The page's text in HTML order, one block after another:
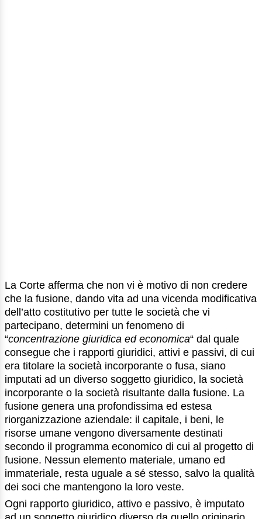
La Corte afferma che non vi è motivo di non credere
che la fusione, dando vita ad una vicenda modificativa
dell’atto costitutivo per tutte le società che vi
partecipano, determini un fenomeno di
“concentrazione giuridica ed economica“ dal quale
consegue che i rapporti giuridici, attivi e passivi, di cui
era titolare la società incorporante o fusa, siano
imputati ad un diverso soggetto giuridico, la società
incorporante o la società risultante dalla fusione. La
fusione genera una profondissima ed estesa
riorganizzazione aziendale: il capitale, i beni, le
risorse umane vengono diversamente destinati
secondo il programma economico di cui al progetto di
fusione. Nessun elemento materiale, umano ed
immateriale, resta uguale a sé stesso, salvo la qualità
dei soci che mantengono la loro veste.
Ogni rapporto giuridico, attivo e passivo, è imputato